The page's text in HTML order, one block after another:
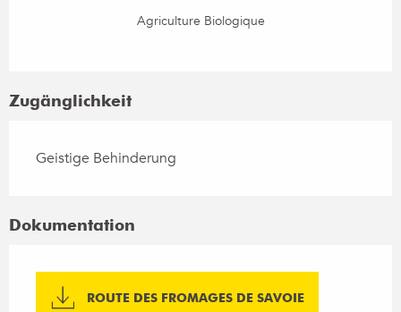
Agriculture Biologique
Zugänglichkeit
Geistige Behinderung
Dokumentation
ROUTE DES FROMAGES DE SAVOIE